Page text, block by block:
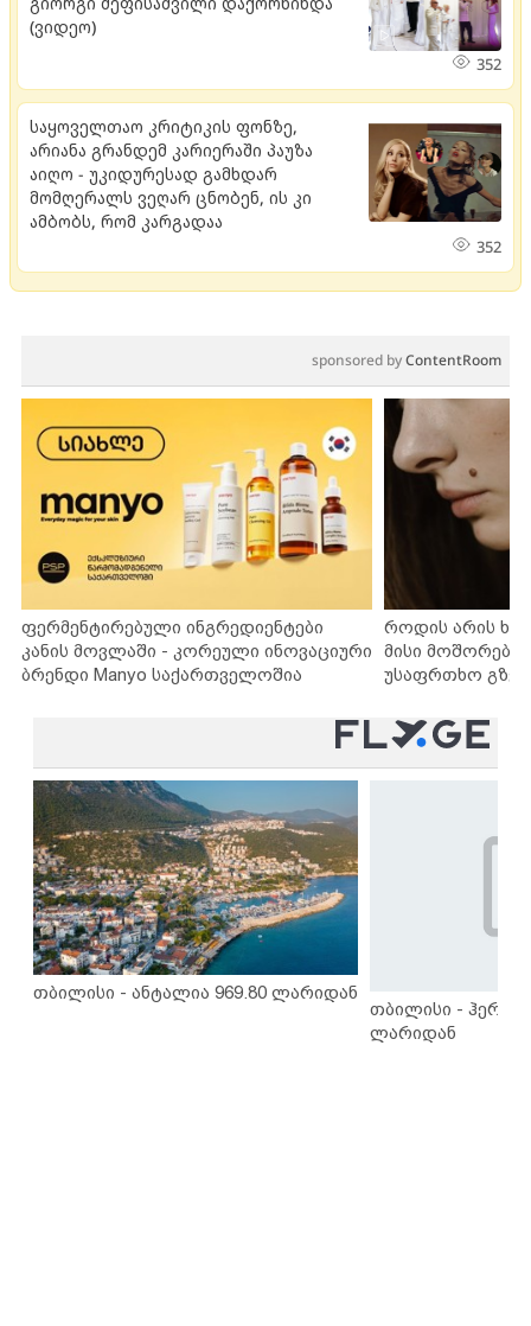
(ვიდეო)
352
საყოველთაო კრიტიკის ფონზე,
არიანა გრანდემ კარიერაში პაუზა
აიღო - უკიდურესად გამხდარ
მომღერალს ვეღარ ცნობენ, ის კი
ამბობს, რომ კარგადაა
352
sponsored byContentRoom
ფერმენტირებული ინგრედიენტები
კანის მოვლაში - კორეული ინოვაციური
ბრენდი Manyo საქართველოშია
როდის არის
მისი
უსაფრთხო
თბილისი - ანტალია 969.80 ლარიდან
თბილისი -
ლარიდან